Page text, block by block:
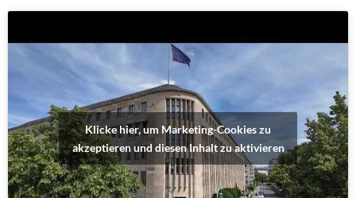
Klicke hier, um Marketing-Cookies zu
akzeptieren und diesen Inhalt zu aktivieren